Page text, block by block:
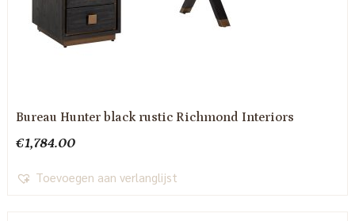
Bureau Hunter black rustic Richmond Interiors
€1,784.00
Toevoegen aan verlanglijst